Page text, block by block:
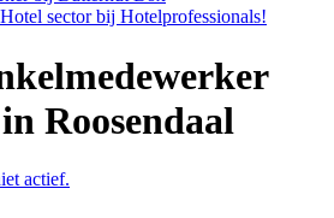
sector bij Hotelprofessionals!
Roosendaal
actief.